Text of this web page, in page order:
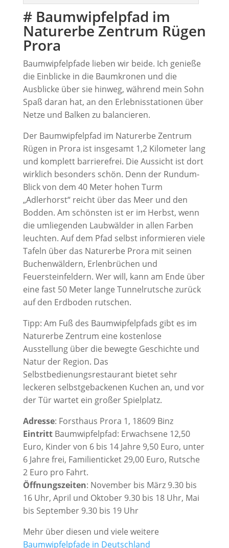
# Baumwipfelpfad im
Naturerbe Zentrum Rügen
Prora
Baumwipfelpfade lieben wir beide. Ich genieße
die Einblicke in die Baumkronen und die
Ausblicke über sie hinweg, während mein Sohn
Spaß daran hat, an den Erlebnisstationen über
Netze und Balken zu balancieren.
Der Baumwipfelpfad im Naturerbe Zentrum
Rügen in Prora ist insgesamt 1,2 Kilometer lang
und komplett barrierefrei. Die Aussicht ist dort
wirklich besonders schön. Denn der Rundum-
Blick von dem 40 Meter hohen Turm
„Adlerhorst“ reicht über das Meer und den
Bodden. Am schönsten ist er im Herbst, wenn
die umliegenden Laubwälder in allen Farben
leuchten. Auf dem Pfad selbst informieren viele
Tafeln über das Naturerbe Prora mit seinen
Buchenwäldern, Erlenbrüchen und
Feuersteinfeldern. Wer will, kann am Ende über
eine fast 50 Meter lange Tunnelrutsche zurück
auf den Erdboden rutschen.
Tipp: Am Fuß des Baumwipfelpfads gibt es im
Naturerbe Zentrum eine kostenlose
Ausstellung über die bewegte Geschichte und
Natur der Region. Das
Selbstbedienungsrestaurant bietet sehr
leckeren selbstgebackenen Kuchen an, und vor
der Tür wartet ein großer Spielplatz.
Adresse: Forsthaus Prora 1, 18609 Binz
EintrittBaumwipfelpfad: Erwachsene 12,50
Euro, Kinder von 6 bis 14 Jahre 9,50 Euro, unter
6 Jahre frei, Familienticket 29,00 Euro, Rutsche
2 Euro pro Fahrt.
Öffnungszeiten: November bis März 9.30 bis
16 Uhr, April und Oktober 9.30 bis 18 Uhr, Mai
bis September 9.30 bis 19 Uhr
Mehr über diesen und viele weitere
Baumwipfelpfade in Deutschland